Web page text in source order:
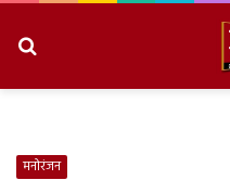
मनोरंजन